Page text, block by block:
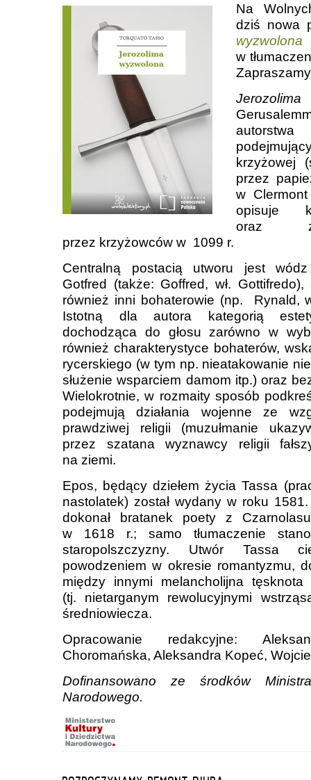
Na
dziś nowa
wyzwolona
w
krzyżowej
przez
w
opisuje
oraz
przez krzyżowców w 1099 r.
Centralną postacią utworu jest
Gotfred (także: Goffred, wł.
również inni bohaterowie (np. Rynald,
Istotną dla autora kategorią
dochodząca do głosu zarówno w
również charakterystyce bohaterów,
rycerskiego (w tym np. nieatakowanie
służenie wsparciem damom itp.) oraz
Wielokrotnie, w rozmaity sposób
podejmują działania wojenne ze
prawdziwej religii (muzułmanie
przez szatana wyznawcy religii
na ziemi.
Epos, będący dziełem życia Tassa
nastolatek) został wydany w roku
dokonał bratanek poety z
w 1618 r.; samo tłumaczenie
staropolszczyzny. Utwór Tassa
powodzeniem w okresie romantyzmu,
między innymi melancholijna
(tj. nietarganym rewolucyjnymi
średniowiecza.
Opracowanie redakcyjne:
Choromańska, Aleksandra Kopeć,
Dofinansowano ze środków
Narodowego.